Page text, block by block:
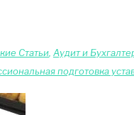
Статьи, Аудит и
подготовка